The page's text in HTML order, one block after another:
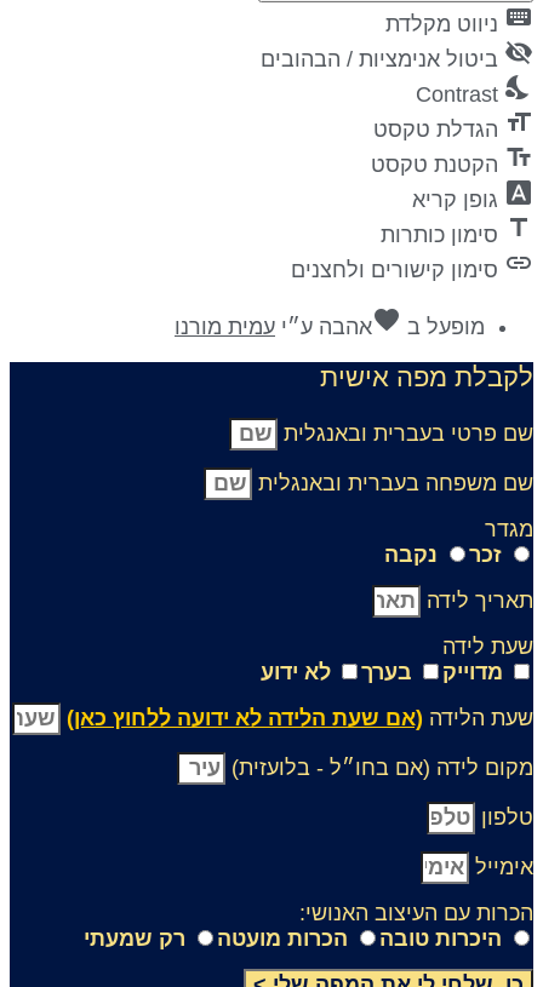
ניווט מקלדת
ביטול אנימציות / הבהובים
Contrast
הגדלת טקסט
הקטנת טקסט
גופן קריא
סימון כותרות
סימון קישורים ולחצנים
מופעל בfavoriteאהבהע״יעמית מורנו
מפה אישית
פרטי בעברית ובאנגלית
משפחה בעברית ובאנגלית
זכר
נקבה
לידה
לידה
מדוייק
בערך
לא ידוע
הלידה(אם שעת הלידה לא ידועה ללחוץ כאן)
לידה (אם בחו״ל - בלועזית)
עם העיצוב האנושי:
היכרות טובה
הכרות מועטה
רק שמעתי